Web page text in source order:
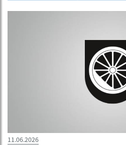
11.06.2026